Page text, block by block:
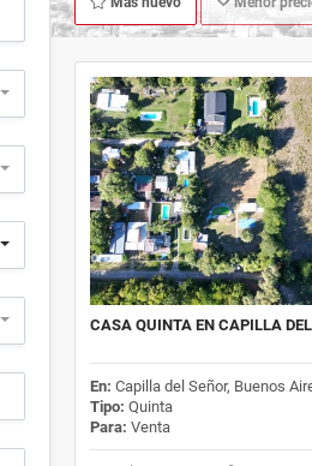
CASA QUINTA EN CAPILLA
En: Capilla del Señor, Buenos
Tipo: Quinta
Para: Venta